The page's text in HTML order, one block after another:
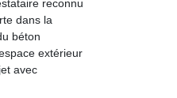
reconnu
dans la
béton
extérieur
avec